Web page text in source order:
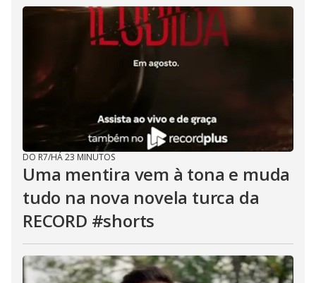
DO R7/HÁ 23 MINUTOS
Uma mentira vem à tona e muda
tudo na nova novela turca da
RECORD #shorts